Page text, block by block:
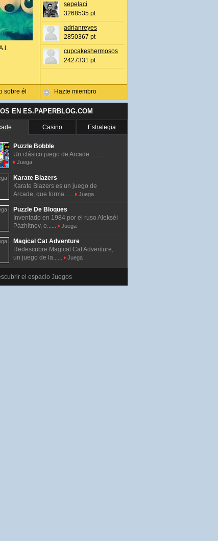
sobre él
sepelaci
3268535 pt
adrianreyes
2850367 pt
cupcakeshermosos
2427331 pt
Hazte miembro
EN ES.PAPERBLOG.COM
Casino Estrategia
Puzzle Bobble
Un clásico juego de Arcade. ......
Juega
Karate Blazers
Karate Blazers es un juego de
Arcade, que forma......
Juega
Puzzle De Bloques
Inventado en 1984 por el ruso Alekséi
Pázhitnov, e......
Juega
Magical Cat Adventure
Redescubre Magical Cat Adventure,
un juego de la......
Juega
el espacio Juegos